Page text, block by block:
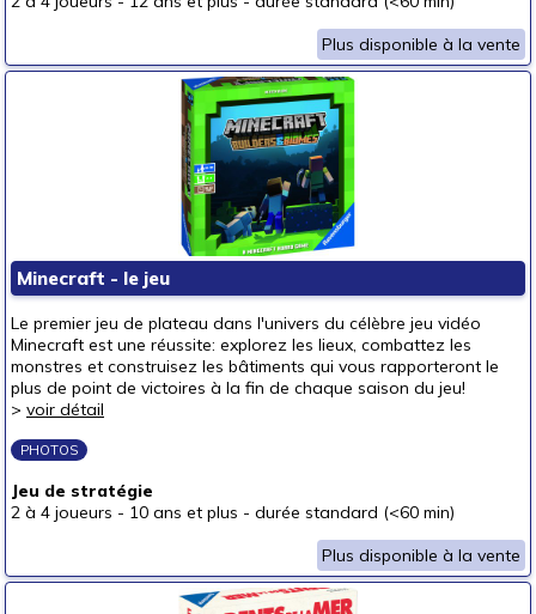
Plus disponible à la vente
Minecraft - le jeu
Le premier jeu de plateau dans l'univers du célèbre jeu vidéo
Minecraft est une réussite: explorez les lieux, combattez les
monstres et construisez les bâtiments qui vous rapporteront le
plus de point de victoires à la fin de chaque saison du jeu!
> voir détail
PHOTOS
Jeu de stratégie
2 à 4 joueurs - 10 ans et plus - durée standard (<60 min)
Plus disponible à la vente